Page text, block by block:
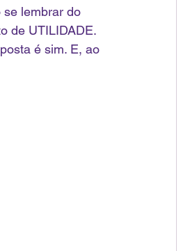
se lembrar do
de UTILIDADE.
é sim. E, ao